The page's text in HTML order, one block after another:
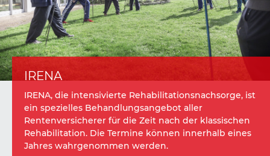
IRENA
IRENA, die intensivierte Rehabilitationsnachsorge, ist
ein spezielles Behandlungsangebot aller
Rentenversicherer für die Zeit nach der klassischen
Rehabilitation. Die Termine können innerhalb eines
Jahres wahrgenommen werden.